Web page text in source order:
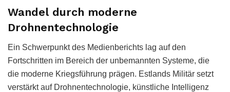
Wandel durch moderne
Drohnentechnologie
Ein Schwerpunkt des Medienberichts lag auf den
Fortschritten im Bereich der unbemannten Systeme, die
die moderne Kriegsführung prägen. Estlands Militär setzt
verstärkt auf Drohnentechnologie, künstliche Intelligenz